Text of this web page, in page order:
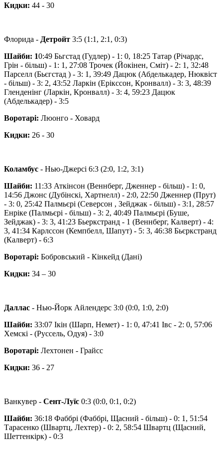
Кидки: 44 - 30
Флорида - Детройт 3:5 (1:1, 2:1, 0:3)
Шайби: 10:49 Бьгстад ​​(Гудлер) - 1: 0, 18:25 Татар (Річардс,
Грін - більш) - 1: 1, 27:08 Трочек (Йокінен, Сміт) - 2: 1, 32:48
Парселл (Бьєгстад ) - 3: 1, 39:49 Дацюк (Абделькадер, Нюквіст
- більш) - 3: 2, 43:52 Ларкін (Ерікссон, Кронвалл) - 3: 3, 48:39
Гленденінг (Ларкін, Кронвалл) - 3: 4, 59:23 Дацюк
(Абделькадер) - 3:5
Воротарі: Люонго - Ховард
Кидки: 26 - 30
Коламбус - Нью-Джерсі 6:3 (2:0, 1:2, 3:1)
Шайби: 11:33 Аткінсон (Веннберг, Дженнер - більш) - 1: 0,
14:56 Джонс (Дубінскі, Хартнелл) - 2:0, 22:50 Дженнер (Прут)
- 3: 0, 25:42 Палмьєрі (Северсон , Зейджак - більш) - 3:1, 28:57
Енріке (Палмьєрі - більш) - 3: 2, 40:49 Палмьєрі (Буше,
Зейджак) - 3: 3, 41:23 Бьеркстранд - 1 (Веннберг, Калверт) - 4:
3, 41:34 Карлссон (Кемпбелл, Шапут) - 5: 3, 46:38 Бьєркстранд
(Калверт) - 6:3
Воротарі: Бобровський - Кінкейд (Дані)
Кидки: 34 – 30
Даллас - Нью-Йорк Айлендерс 3:0 (0:0, 1:0, 2:0)
Шайби: 33:07 Ікін (Шарп, Немет) - 1: 0, 47:41 Івс - 2: 0, 57:06
Хемскі - (Руссель, Одуя) - 3:0
Воротарі: Лехтонен - ​​Грайсс
Кидки: 36 - 27
Ванкувер - Сент-Луїс 0:3 (0:0, 0:1, 0:2)
Шайби: 36:18 Фаббрі (Фаббрі, Щасний - більш) - 0: 1, 51:54
Тарасенко (Швартц, Лехтер) - 0: 2, 58:54 Швартц (Щасний,
Шеттенкірк) - 0:3